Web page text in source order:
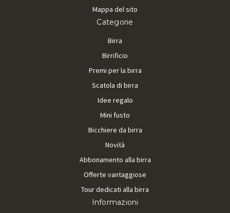
Mappa del sito
Categorie
Birra
Birrificio
Premi per la birra
Scatola di birra
Idee regalo
Mini fusto
Bicchiere da birra
Novità
Abbonamento alla birra
Offerte vantaggiose
Tour dedicati alla birra
Informazioni